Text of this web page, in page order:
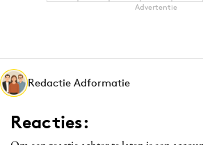
Martech
Media
Merkstrategie
PR
Programmatic
Advertentie
Redactie Adformatie
Reacties: